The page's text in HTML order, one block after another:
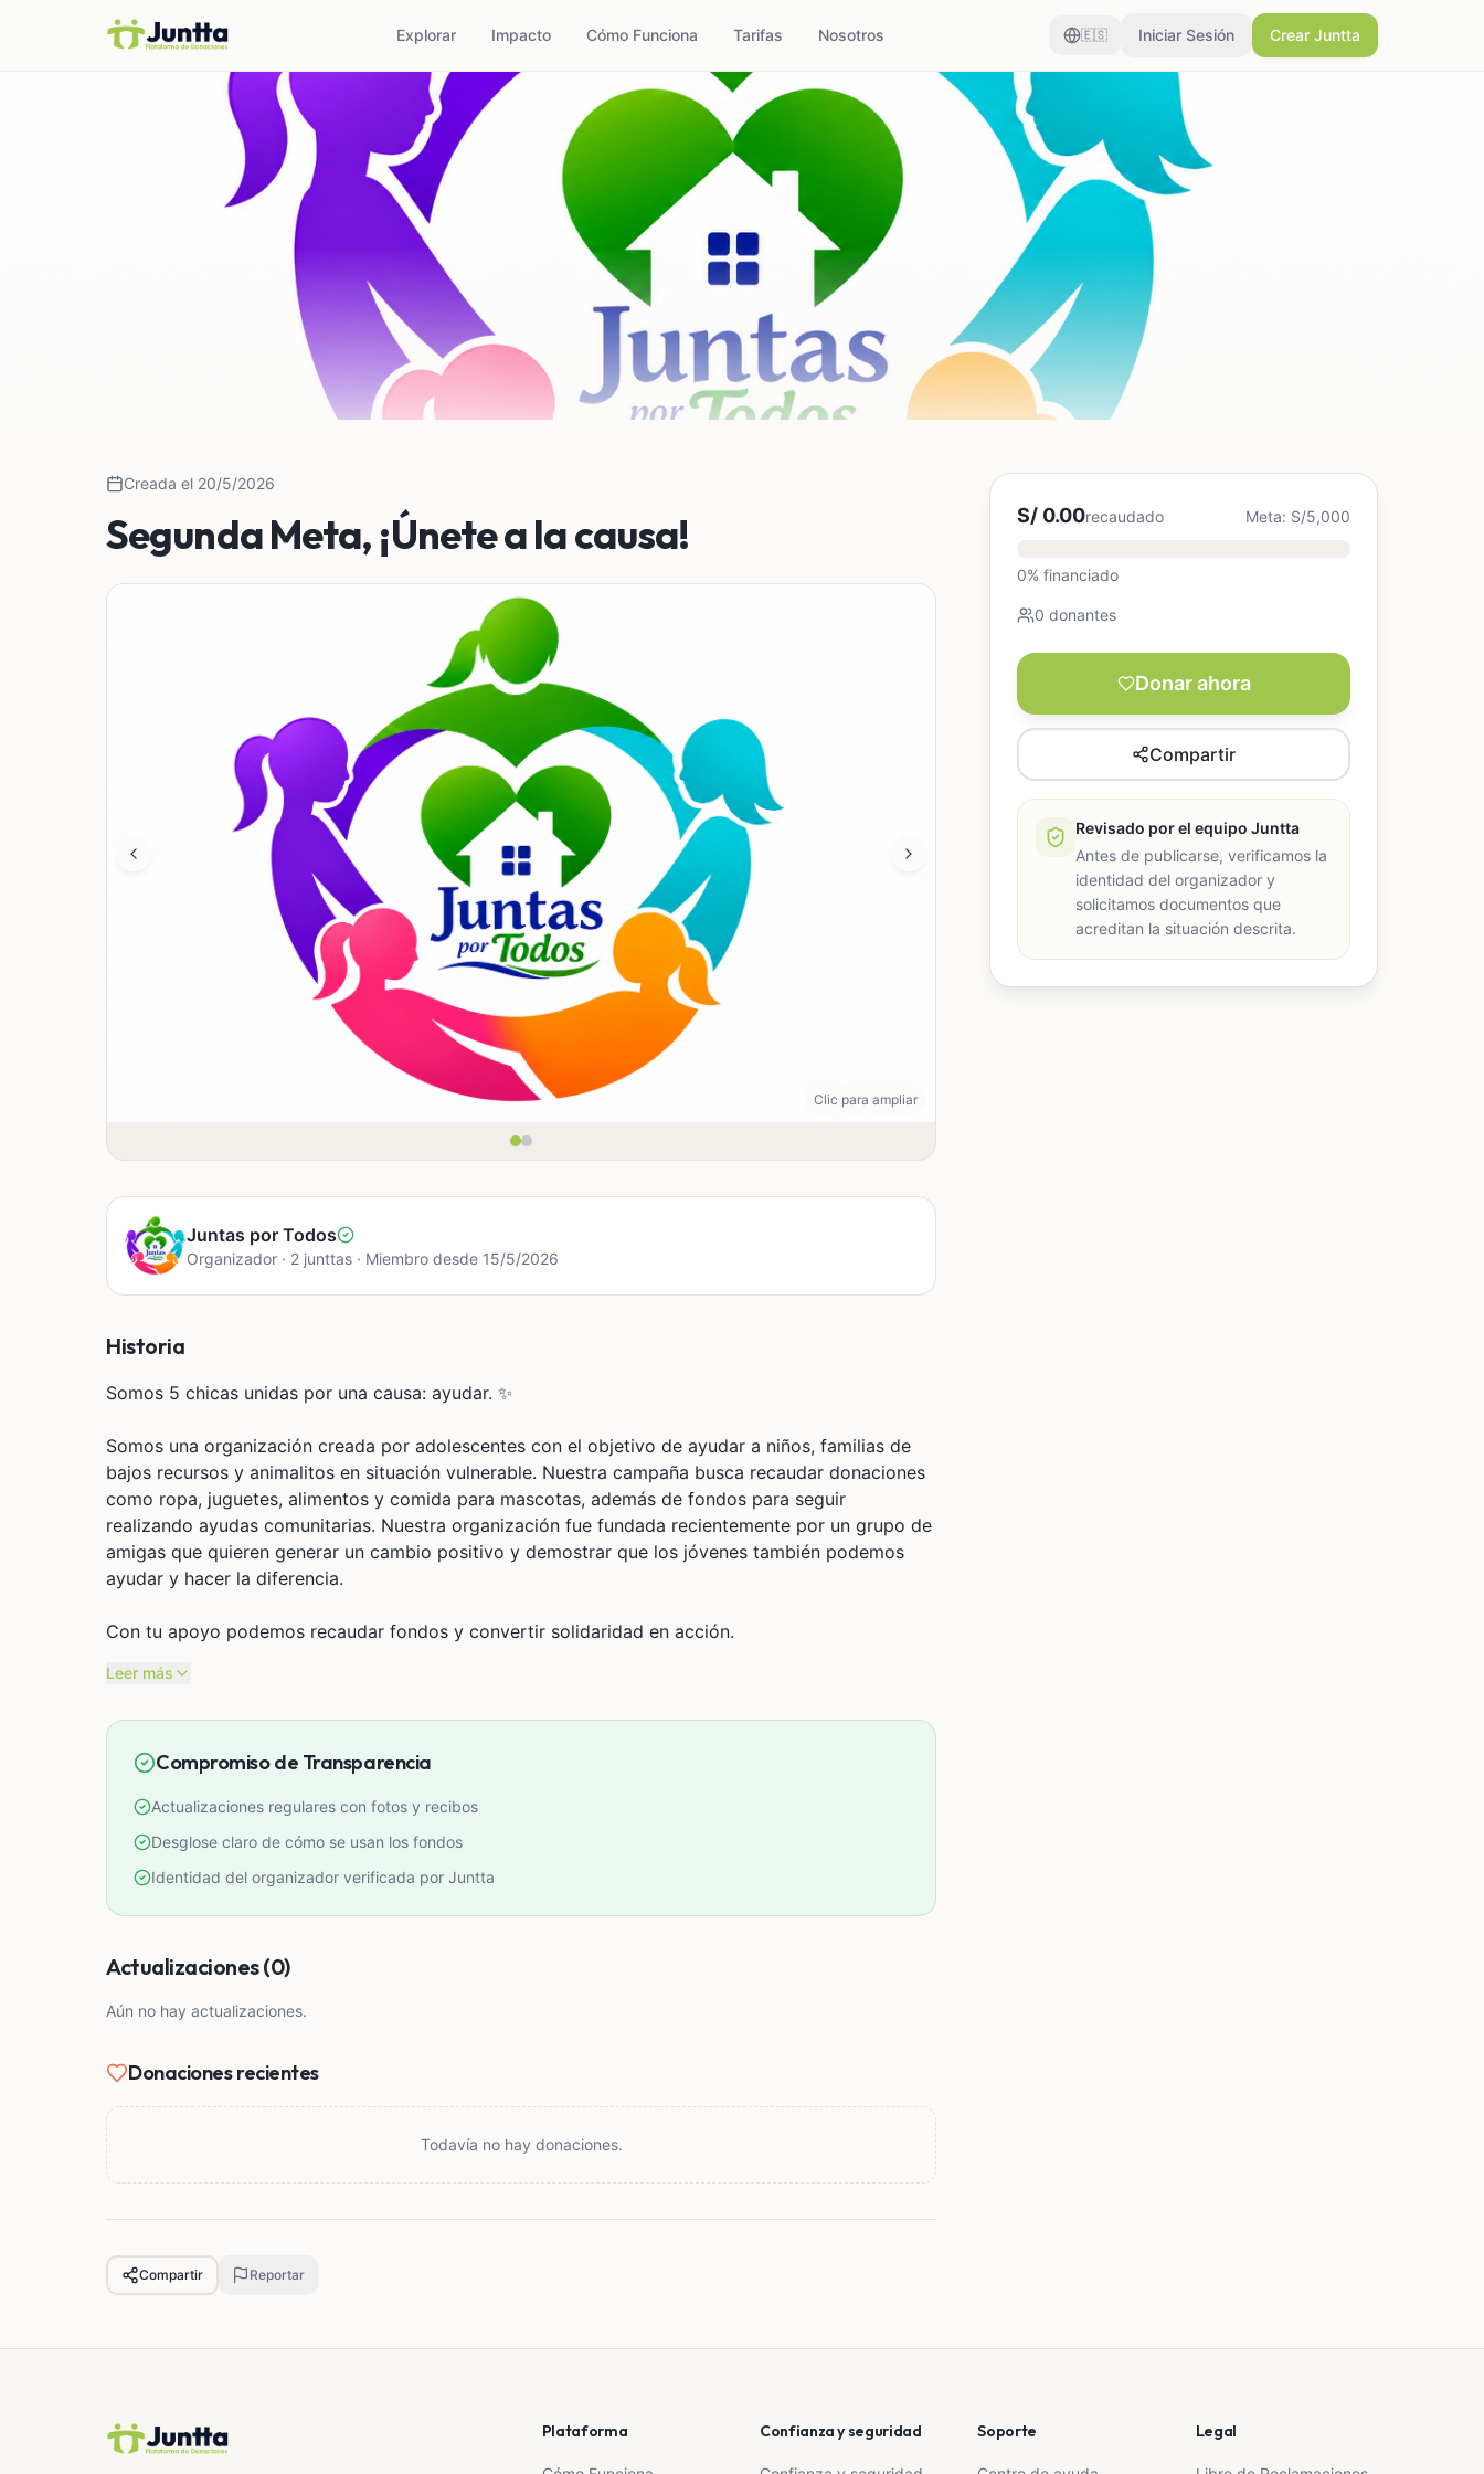
Explorar Impacto Cómo Funciona Tarifas Nosotros 🇪🇸 Iniciar Sesión Crear Juntta
Creada el 20/5/2026
Segunda Meta, ¡Únete a la causa!
Clic para ampliar
Juntas por Todos
Organizador · 2 junttas · Miembro desde 15/5/2026
Historia
Somos 5 chicas unidas por una causa: ayudar. ✨
Somos una organización creada por adolescentes con el objetivo de ayudar a niños, familias de
bajos recursos y animalitos en situación vulnerable. Nuestra campaña busca recaudar donaciones
como ropa, juguetes, alimentos y comida para mascotas, además de fondos para seguir
realizando ayudas comunitarias. Nuestra organización fue fundada recientemente por un grupo de
amigas que quieren generar un cambio positivo y demostrar que los jóvenes también podemos
ayudar y hacer la diferencia.
Con tu apoyo podemos recaudar fondos y convertir solidaridad en acción.
Leer más
Compromiso de Transparencia
Actualizaciones regulares con fotos y recibos
Desglose claro de cómo se usan los fondos
Identidad del organizador verificada por Juntta
Actualizaciones (0)
Aún no hay actualizaciones.
Donaciones recientes
Todavía no hay donaciones.
Compartir Reportar
S/ 0.00recaudado Meta: S/5,000
0% financiado
0 donantes
Donar ahora
Compartir
Revisado por el equipo Juntta
Antes de publicarse, verificamos la
identidad del organizador y
solicitamos documentos que
acreditan la situación descrita.
Plataforma Confianza y seguridad Soporte Legal